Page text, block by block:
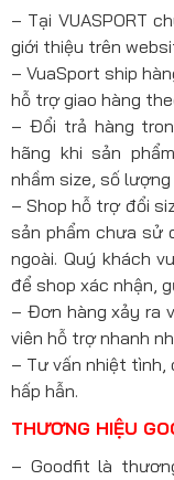
– Tại VUASPORT
giới thiệu trên
– VuaSport ship
hỗ trợ giao hàng
– Đổi trả hàng
hãng khi sản
nhầm size, số
– Shop hỗ trợ đổi
sản phẩm chưa sử
ngoài. Quý khách
để shop xác nhận,
– Đơn hàng xảy ra
viên hỗ trợ nhanh
– Tư vấn nhiệt tình,
hấp hẫn.
THƯƠNG HIỆU
– Goodfit là